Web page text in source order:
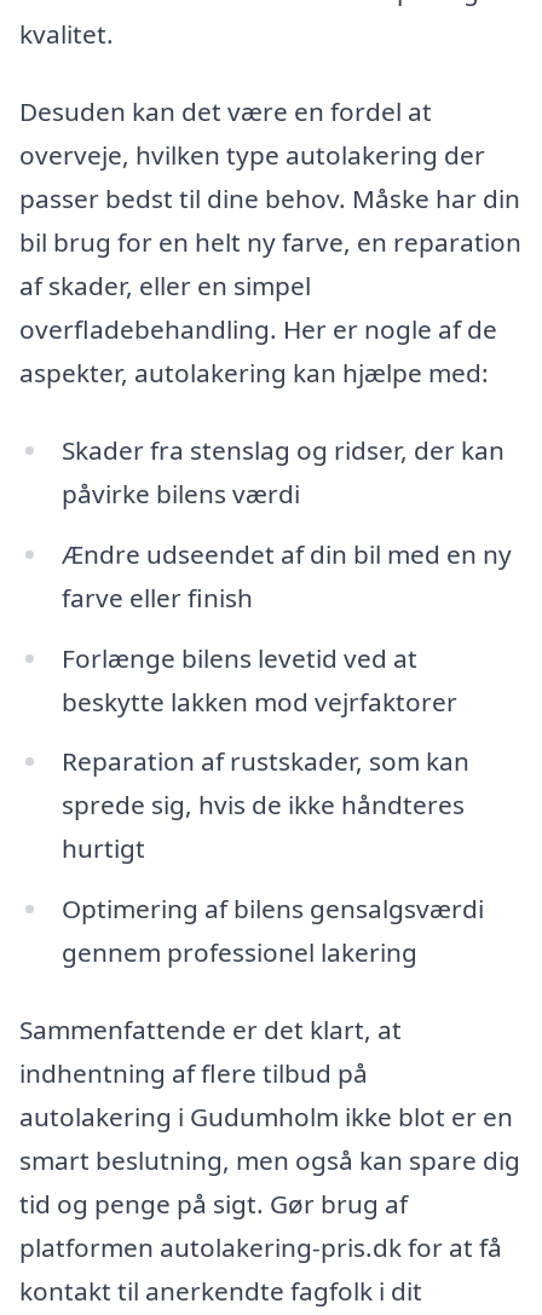
kvalitet.
Desuden kan det være en fordel at
overveje, hvilken type autolakering der
passer bedst til dine behov. Måske har din
bil brug for en helt ny farve, en reparation
af skader, eller en simpel
overfladebehandling. Her er nogle af de
aspekter, autolakering kan hjælpe med:
Skader fra stenslag og ridser, der kan
påvirke bilens værdi
Ændre udseendet af din bil med en ny
farve eller finish
Forlænge bilens levetid ved at
beskytte lakken mod vejrfaktorer
Reparation af rustskader, som kan
sprede sig, hvis de ikke håndteres
hurtigt
Optimering af bilens gensalgsværdi
gennem professionel lakering
Sammenfattende er det klart, at
indhentning af flere tilbud på
autolakering i Gudumholm ikke blot er en
smart beslutning, men også kan spare dig
tid og penge på sigt. Gør brug af
platformen autolakering-pris.dk for at få
kontakt til anerkendte fagfolk i dit